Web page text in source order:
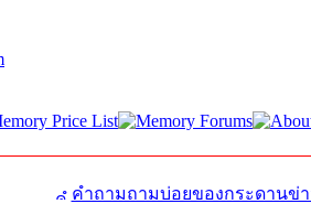
คำถามถามบ่อยของกระดานข่